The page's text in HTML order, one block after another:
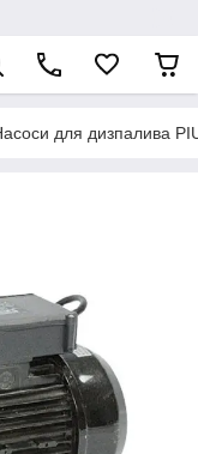
для дизпалива